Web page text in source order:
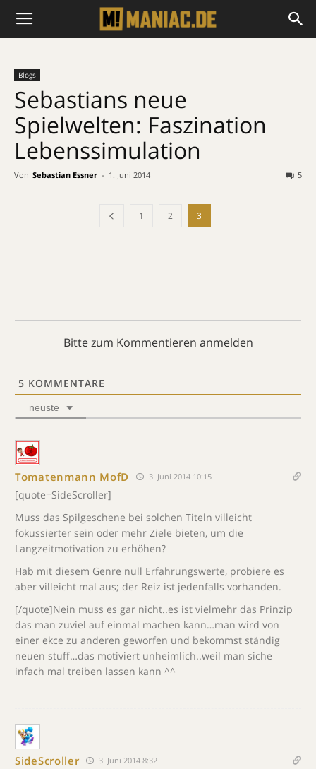
Blogs
Sebastians neue
Spielwelten: Faszination
Lebenssimulation
Von Sebastian Essner - 1. Juni 2014 5
1 2 3
Bitte zum Kommentieren anmelden
5 KOMMENTARE
neuste
Tomatenmann MofD 3. Juni 2014 10:15
[quote=SideScroller]
Muss das Spilgeschene bei solchen Titeln villeicht
fokussierter sein oder mehr Ziele bieten, um die
Langzeitmotivation zu erhöhen?
Hab mit diesem Genre null Erfahrungswerte, probiere es
aber villeicht mal aus; der Reiz ist jedenfalls vorhanden.
[/quote]Nein muss es gar nicht..es ist vielmehr das Prinzip
das man zuviel auf einmal machen kann…man wird von
einer ekce zu anderen geworfen und bekommst ständig
neuen stuff…das motiviert unheimlich..weil man siche
infach mal treiben lassen kann ^^
SideScroller 3. Juni 2014 8:32